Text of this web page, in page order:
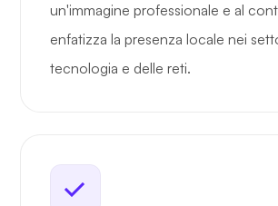
un'immagine professionale e al
enfatizza la presenza locale nei
tecnologia e delle reti.